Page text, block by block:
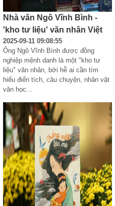
Nhà văn Ngô Vĩnh Bình -
'kho tư liệu' văn nhân Việt
2025-09-11 09:08:55
Ông Ngô Vĩnh Bình được đồng
nghiệp mệnh danh là một "kho tư
liệu" văn nhân, bởi hễ ai cần tìm
hiểu điển tích, câu chuyện, nhân vật
văn học...